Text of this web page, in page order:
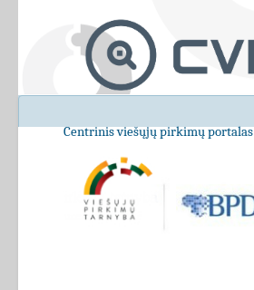
Centrinis viešųjų pirkimų portalas